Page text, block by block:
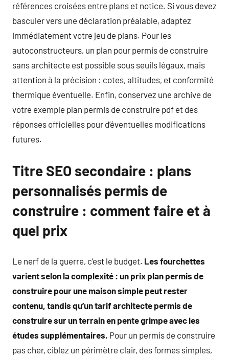
références croisées entre plans et notice. Si vous devez
basculer vers une déclaration préalable, adaptez
immédiatement votre jeu de plans. Pour les
autoconstructeurs, un plan pour permis de construire
sans architecte est possible sous seuils légaux, mais
attention à la précision : cotes, altitudes, et conformité
thermique éventuelle. Enfin, conservez une archive de
votre exemple plan permis de construire pdf et des
réponses officielles pour d’éventuelles modifications
futures.
Titre SEO secondaire : plans
personnalisés permis de
construire : comment faire et à
quel prix
Le nerf de la guerre, c’est le budget. Les fourchettes
varient selon la complexité : un prix plan permis de
construire pour une maison simple peut rester
contenu, tandis qu’un tarif architecte permis de
construire sur un terrain en pente grimpe avec les
études supplémentaires. Pour un permis de construire
pas cher, ciblez un périmètre clair, des formes simples,